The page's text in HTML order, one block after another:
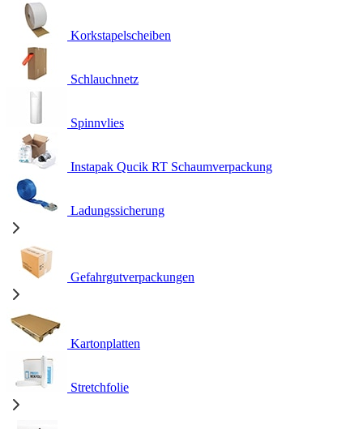
Korkstapelscheiben
Schlauchnetz
Spinnvlies
Instapak Qucik RT Schaumverpackung
Ladungssicherung
Gefahrgutverpackungen
Kartonplatten
Stretchfolie